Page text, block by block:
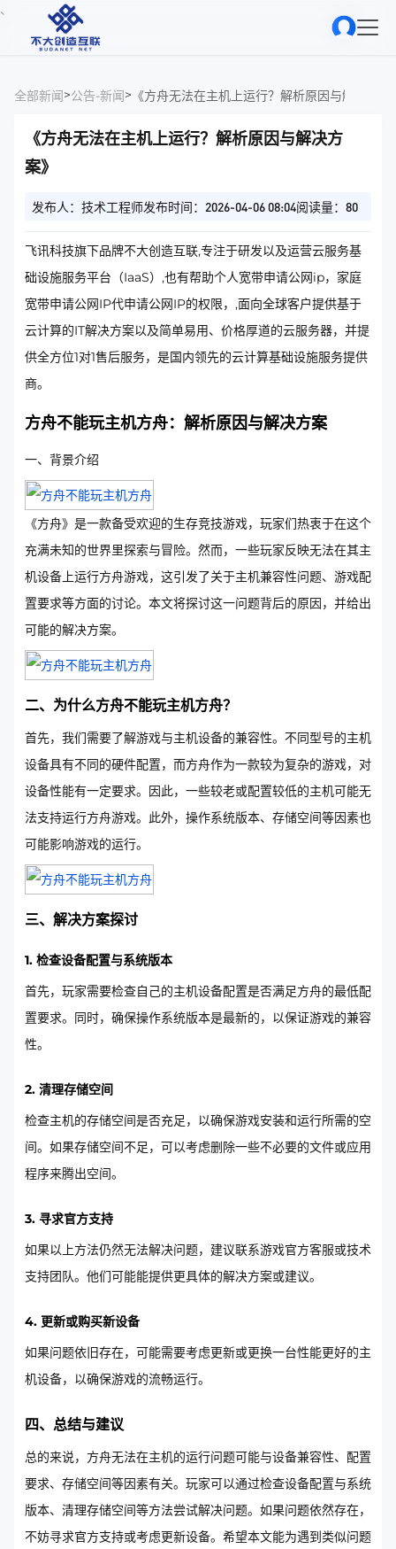
、
全部新闻>公告-新闻> 《方舟无法在主机上运行？解析原因与解决方案
《方舟无法在主机上运行？解析原因与解决方
案》
发布人：技术工程师发布时间：2026-04-06 08:04阅读量：80
飞讯科技旗下品牌不大创造互联,专注于研发以及运营云服务基
础设施服务平台（IaaS）,也有帮助个人宽带申请公网ip，家庭
宽带申请公网IP代申请公网IP的权限，,面向全球客户提供基于
云计算的IT解决方案以及简单易用、价格厚道的云服务器，并提
供全方位1对1售后服务，是国内领先的云计算基础设施服务提供
商。
方舟不能玩主机方舟：解析原因与解决方案
一、背景介绍
《方舟》是一款备受欢迎的生存竞技游戏，玩家们热衷于在这个
充满未知的世界里探索与冒险。然而，一些玩家反映无法在其主
机设备上运行方舟游戏，这引发了关于主机兼容性问题、游戏配
置要求等方面的讨论。本文将探讨这一问题背后的原因，并给出
可能的解决方案。
二、为什么方舟不能玩主机方舟？
首先，我们需要了解游戏与主机设备的兼容性。不同型号的主机
设备具有不同的硬件配置，而方舟作为一款较为复杂的游戏，对
设备性能有一定要求。因此，一些较老或配置较低的主机可能无
法支持运行方舟游戏。此外，操作系统版本、存储空间等因素也
可能影响游戏的运行。
三、解决方案探讨
1. 检查设备配置与系统版本
首先，玩家需要检查自己的主机设备配置是否满足方舟的最低配
置要求。同时，确保操作系统版本是最新的，以保证游戏的兼容
性。
2. 清理存储空间
检查主机的存储空间是否充足，以确保游戏安装和运行所需的空
间。如果存储空间不足，可以考虑删除一些不必要的文件或应用
程序来腾出空间。
3. 寻求官方支持
如果以上方法仍然无法解决问题，建议联系游戏官方客服或技术
支持团队。他们可能能提供更具体的解决方案或建议。
4. 更新或购买新设备
如果问题依旧存在，可能需要考虑更新或更换一台性能更好的主
机设备，以确保游戏的流畅运行。
四、总结与建议
总的来说，方舟无法在主机的运行问题可能与设备兼容性、配置
要求、存储空间等因素有关。玩家可以通过检查设备配置与系统
版本、清理存储空间等方法尝试解决问题。如果问题依然存在，
不妨寻求官方支持或考虑更新设备。希望本文能为遇到类似问题